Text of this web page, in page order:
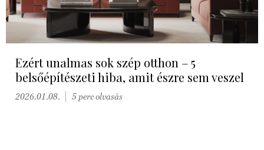
Ezért unalmas sok szép otthon – 5
belsőépítészeti hiba, amit észre sem veszel
2026.01.08. 5 perc olvasás